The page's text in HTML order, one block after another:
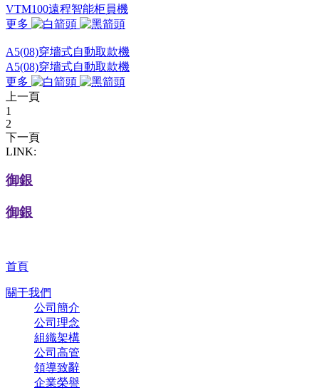
VTM100遠程智能柜員機
更多
A5(08)穿墻式自動取款機
A5(08)穿墻式自動取款機
更多
上一頁
1
2
下一頁
LINK:
御銀
御銀
首頁
關于我們
公司簡介
公司理念
組織架構
公司高管
領導致辭
企業榮譽